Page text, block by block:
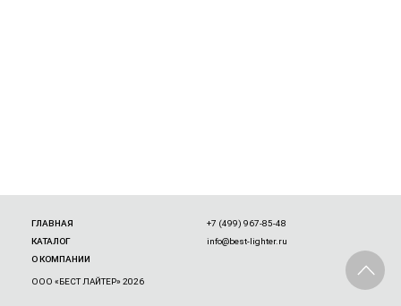
ГЛАВНАЯ
КАТАЛОГ
О КОМПАНИИ
+7 (499) 967-85-48
info@best-lighter.ru
ООО «БЕСТ ЛАЙТЕР» 2026